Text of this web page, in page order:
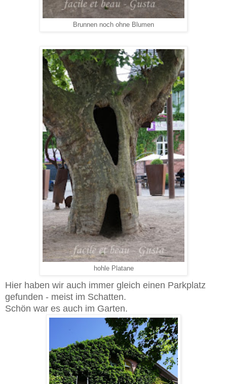
Brunnen noch ohne Blumen
hohle Platane
Hier haben wir auch immer gleich einen Parkplatz
gefunden - meist im Schatten.
Schön war es auch im Garten.